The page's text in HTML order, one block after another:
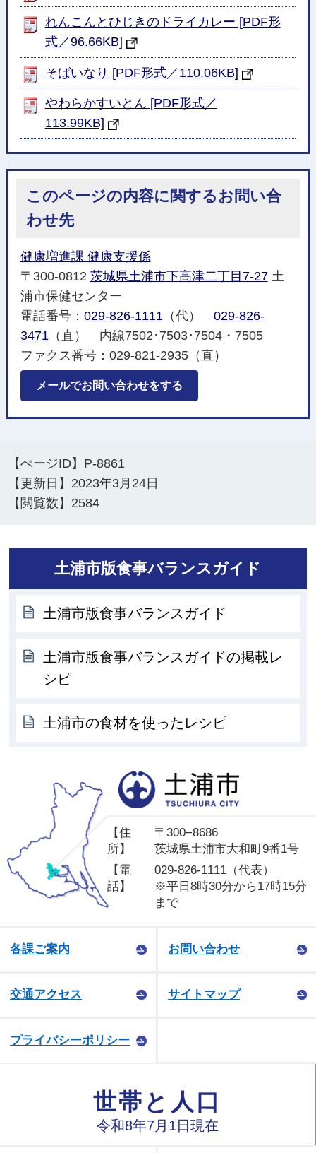
れんこんとひじきのドライカレー [PDF形
式／96.66KB]
そばいなり [PDF形式／110.06KB]
やわらかすいとん [PDF形式／
113.99KB]
このページの内容に関するお問い合
わせ先
健康増進課 健康支援係
〒300-0812 茨城県土浦市下高津二丁目7-27土
浦市保健センター
電話番号： 029-826-1111 （代） 029-826-
3471 （直） 内線7502･7503･7504・7505
ファクス番号：029-821-2935（直）
メールでお問い合わせをする
【ぺージID】 P-8861
【更新日】 2023年3月24日
【閲覧数】 2584
土浦市版食事バランスガイド
土浦市版食事バランスガイド
土浦市版食事バランスガイドの掲載レ
シピ
土浦市の食材を使ったレシピ
【住
所】
〒300−8686
茨城県土浦市大和町9番1号
【電
話】
029-826-1111（代表）
※平日8時30分から17時15分
まで
各課ご案内 お問い合わせ
交通アクセス サイトマップ
プライバシーポリシー